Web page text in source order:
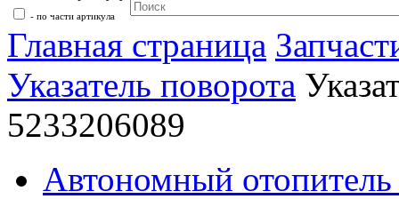
- по части артикула
Главная страница
Указатель поворота
5233206089
Автономный отопитель